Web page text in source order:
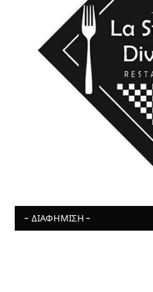
- ΔΙΑΦΉΜΙΣΗ -